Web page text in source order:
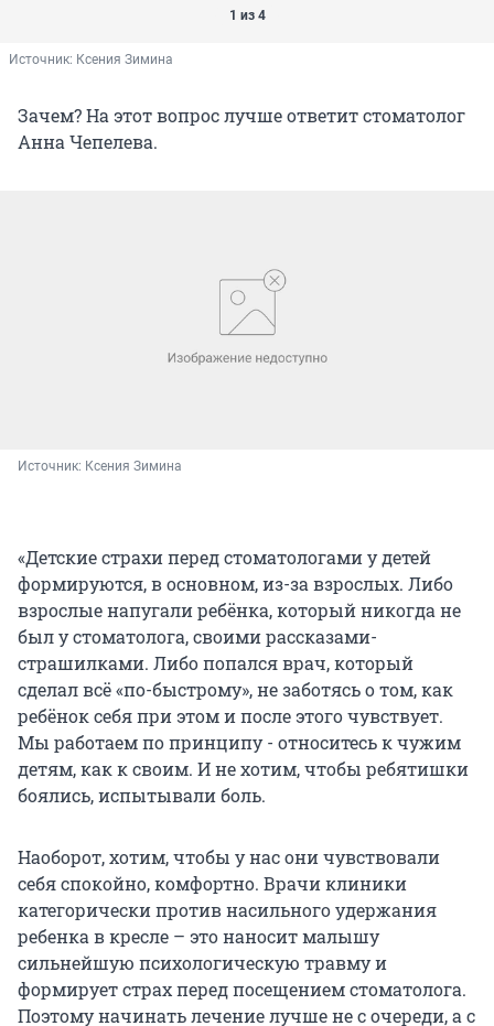
1 из 4
Источник: Ксения Зимина
Зачем? На этот вопрос лучше ответит стоматолог
Анна Чепелева.
Источник: Ксения Зимина
«Детские страхи перед стоматологами у детей
формируются, в основном, из-за взрослых. Либо
взрослые напугали ребёнка, который никогда не
был у стоматолога, своими рассказами-
страшилками. Либо попался врач, который
сделал всё «по-быстрому», не заботясь о том, как
ребёнок себя при этом и после этого чувствует.
Мы работаем по принципу - относитесь к чужим
детям, как к своим. И не хотим, чтобы ребятишки
боялись, испытывали боль.
Наоборот, хотим, чтобы у нас они чувствовали
себя спокойно, комфортно. Врачи клиники
категорически против насильного удержания
ребенка в кресле – это наносит малышу
сильнейшую психологическую травму и
формирует страх перед посещением стоматолога.
Поэтому начинать лечение лучше не с очереди, а с